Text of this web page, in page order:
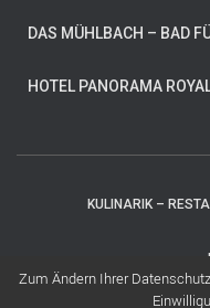
DAS MÜHLBACH – BAD
HOTEL PANORAMA
KULINARIK –
Zum Ändern Ihrer